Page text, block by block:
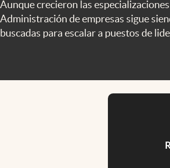
Mediakit
abre en nueva pestaña
Aunque crecieron las
Administración de empresas sigue
buscadas para escalar a puestos de